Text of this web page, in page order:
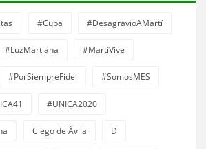
#Cuba #DesagravioAMartí
#LuzMartiana #MartíVive
#PorSiempreFidel #SomosMES
#UNICA2020
Ciego de Ávila D